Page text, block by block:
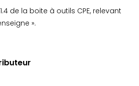
de la boite à outils CPE, relevant
».